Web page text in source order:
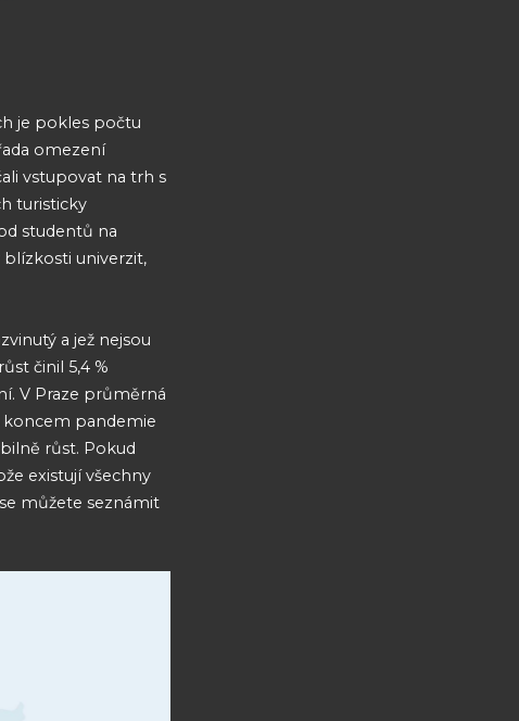
je pokles počtu
omezení
vstupovat na trh s
turisticky
studentů na
univerzit,
a jež nejsou
činil 5,4 %
V Praze průměrná
koncem pandemie
růst. Pokud
existují všechny
můžete seznámit